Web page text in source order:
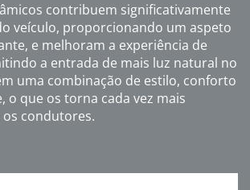
contribuem significativamente
veículo, proporcionando um aspeto
e melhoram a experiência de
a entrada de mais luz natural no
uma combinação de estilo, conforto
o que os torna cada vez mais
condutores.